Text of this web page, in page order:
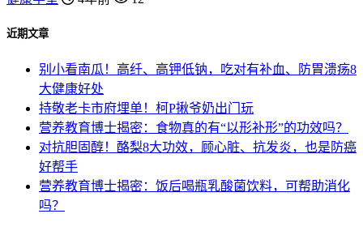
近期文章
别小看南瓜！高纤、高钾低钠，吃对有补血、防胃溃疡8
大健康好处
持敬老卡市府埋单！柯P揪爷奶出门玩
营养教育博士揭密：食物真的有“以形补形”的功效吗？
对抗胆固醇！酪梨8大功效，顾心脏、抗发炎，也是防癌
好帮手
营养教育博士揭密：饭后喝瓶乳酸菌饮料，可帮助消化
吗？